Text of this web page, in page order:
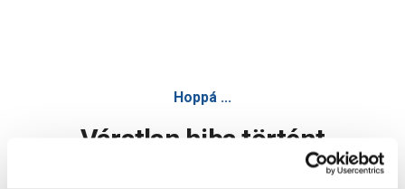
Hoppá ...
Váratlan hiba történt